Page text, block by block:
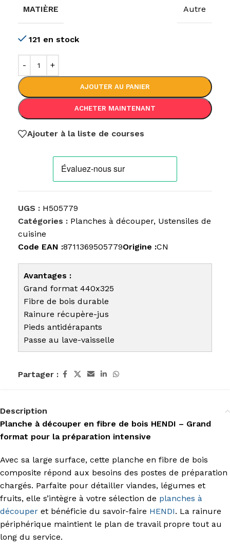
MATIÈRE Autre
121 en stock
AJOUTER AU PANIER
ACHETER MAINTENANT
Ajouter à la liste de courses
UGS : H505779
Catégories : Planches à découper, Ustensiles de
cuisine
Code EAN :8711369505779Origine :CN
Avantages :
Grand format 440x325
Fibre de bois durable
Rainure récupère-jus
Pieds antidérapants
Passe au lave-vaisselle
Partager :
Description
Planche à découper en fibre de bois HENDI – Grand
format pour la préparation intensive
Avec sa large surface, cette planche en fibre de bois
composite répond aux besoins des postes de préparation
chargés. Parfaite pour détailler viandes, légumes et
fruits, elle s’intègre à votre sélection de planches à
découper et bénéficie du savoir-faire HENDI. La rainure
périphérique maintient le plan de travail propre tout au
long du service.